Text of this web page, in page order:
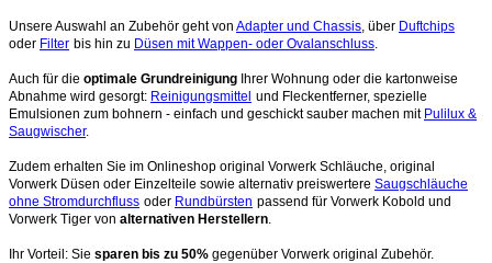
Unsere Auswahl an Zubehör geht von Adapter und Chassis , über Duftchips
oder Filter bis hin zu Düsen mit Wappen- oder Ovalanschluss
Auch für die optimale Grundreinigung Ihrer Wohnung oder die kartonweise
Abnahme wird gesorgt: Reinigungsmittel und Fleckentferner, spezielle
Emulsionen zum bohnern - einfach und geschickt sauber machen mit Pulilux &
Saugwischer.
Zudem erhalten Sie im Onlineshop original Vorwerk Schläuche, original
Vorwerk Düsen oder Einzelteile sowie alternativ preiswertere Saugschläuche
ohne Stromdurchfluss oder Rundbürsten passend für Vorwerk Kobold und
Vorwerk Tiger von alternativen Herstellern
Ihr Vorteil: Sie sparen bis zu 50% gegenüber Vorwerk original Zubehör.